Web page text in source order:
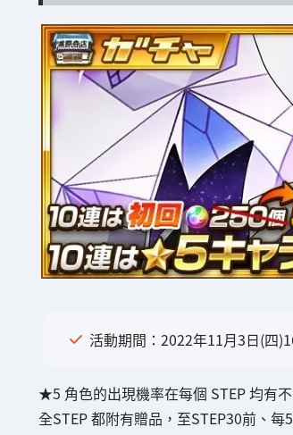
活動期間：2022年11月3日(四
★5 角色的出現機率在每個 STEP 均有不
全STEP 都附有贈品，至STEP30前、